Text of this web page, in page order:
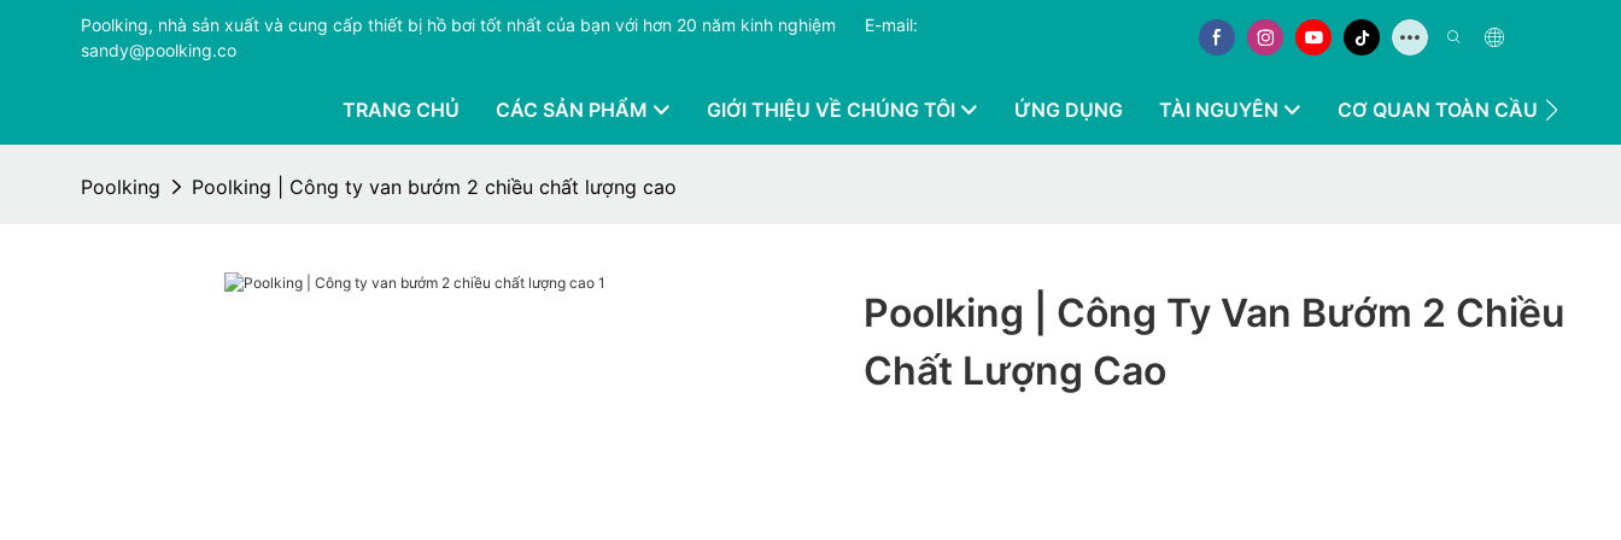
Poolking, nhà sản xuất và cung cấp thiết bị hồ bơi tốt nhất của bạn với hơn 20 năm kinh nghiệm
E-mail:
sandy@poolking.co
TRANG CHỦ CÁC SẢN PHẨM GIỚI THIỆU VỀ CHÚNG TÔI ỨNG DỤNG TÀI NGUYÊN CƠ QUAN TOÀN CẦU
Poolking Poolking | Công ty van bướm 2 chiều chất lượng cao
Poolking | Công Ty Van Bướm 2 Chiều
Chất Lượng Cao